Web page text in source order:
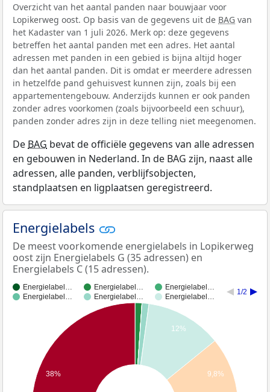
Overzicht van het aantal panden naar bouwjaar voor
Lopikerweg oost. Op basis van de gegevens uit de BAG van
het Kadaster van 1 juli 2026. Merk op: deze gegevens
betreffen het aantal panden met een adres. Het aantal
adressen met panden in een gebied is bijna altijd hoger
dan het aantal panden. Dit is omdat er meerdere adressen
in hetzelfde pand gehuisvest kunnen zijn, zoals bij een
appartementengebouw. Anderzijds kunnen er ook panden
zonder adres voorkomen (zoals bijvoorbeeld een schuur),
panden zonder adres zijn in deze telling niet meegenomen.
De BAG bevat de officiële gegevens van alle adressen
en gebouwen in Nederland. In de BAG zijn, naast alle
adressen, alle panden, verblijfsobjecten,
standplaatsen en ligplaatsen geregistreerd.
Energielabels
De meest voorkomende energielabels in Lopikerweg
oost zijn Energielabels G (35 adressen) en
Energielabels C (15 adressen).
Energielabel… Energielabel…
Energielabel…
Energielabel…
Energielabel… Energielabel…
1/2
12%
9,8%
38%